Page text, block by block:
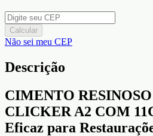
Calcular
Não sei meu CEP
Descrição
CIMENTO
CLICKER A2 COM
Eficaz para